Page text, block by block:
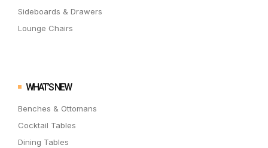
Sideboards & Drawers
Lounge Chairs
WHAT’S NEW
Benches & Ottomans
Cocktail Tables
Dining Tables